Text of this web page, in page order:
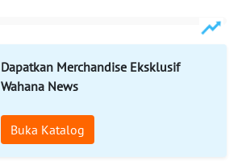
Dapatkan Merchandise Eksklusif
Wahana News
Buka Katalog